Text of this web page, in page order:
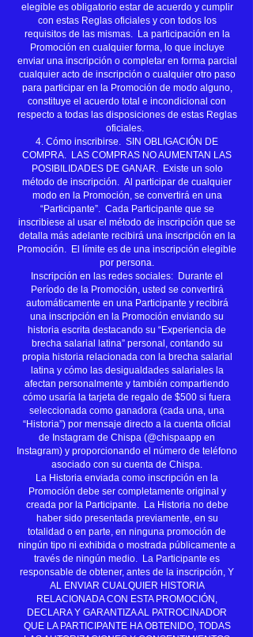
elegible es obligatorio estar de acuerdo y cumplir
con estas Reglas oficiales y con todos los
requisitos de las mismas. La participación en la
Promoción en cualquier forma, lo que incluye
enviar una inscripción o completar en forma parcial
cualquier acto de inscripción o cualquier otro paso
para participar en la Promoción de modo alguno,
constituye el acuerdo total e incondicional con
respecto a todas las disposiciones de estas Reglas
oficiales.
4. Cómo inscribirse. SIN OBLIGACIÓN DE
COMPRA. LAS COMPRAS NO AUMENTAN LAS
POSIBILIDADES DE GANAR. Existe un solo
método de inscripción. Al participar de cualquier
modo en la Promoción, se convertirá en una
“Participante”. Cada Participante que se
inscribiese al usar el método de inscripción que se
detalla más adelante recibirá una inscripción en la
Promoción. El límite es de una inscripción elegible
por persona.
Inscripción en las redes sociales: Durante el
Período de la Promoción, usted se convertirá
automáticamente en una Participante y recibirá
una inscripción en la Promoción enviando su
historia escrita destacando su “Experiencia de
brecha salarial latina” personal, contando su
propia historia relacionada con la brecha salarial
latina y cómo las desigualdades salariales la
afectan personalmente y también compartiendo
cómo usaría la tarjeta de regalo de $500 si fuera
seleccionada como ganadora (cada una, una
“Historia”) por mensaje directo a la cuenta oficial
de Instagram de Chispa (@chispaapp en
Instagram) y proporcionando el número de teléfono
asociado con su cuenta de Chispa.
La Historia enviada como inscripción en la
Promoción debe ser completamente original y
creada por la Participante. La Historia no debe
haber sido presentada previamente, en su
totalidad o en parte, en ninguna promoción de
ningún tipo ni exhibida o mostrada públicamente a
través de ningún medio. La Participante es
responsable de obtener, antes de la inscripción, Y
AL ENVIAR CUALQUIER HISTORIA
RELACIONADA CON ESTA PROMOCIÓN,
DECLARA Y GARANTIZA AL PATROCINADOR
QUE LA PARTICIPANTE HA OBTENIDO, TODAS